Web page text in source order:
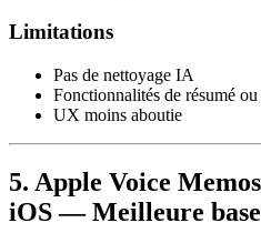
Limitations
Pas de nettoyage IA
Fonctionnalités de résumé
UX moins aboutie
5. Apple Voice
iOS — Meilleure